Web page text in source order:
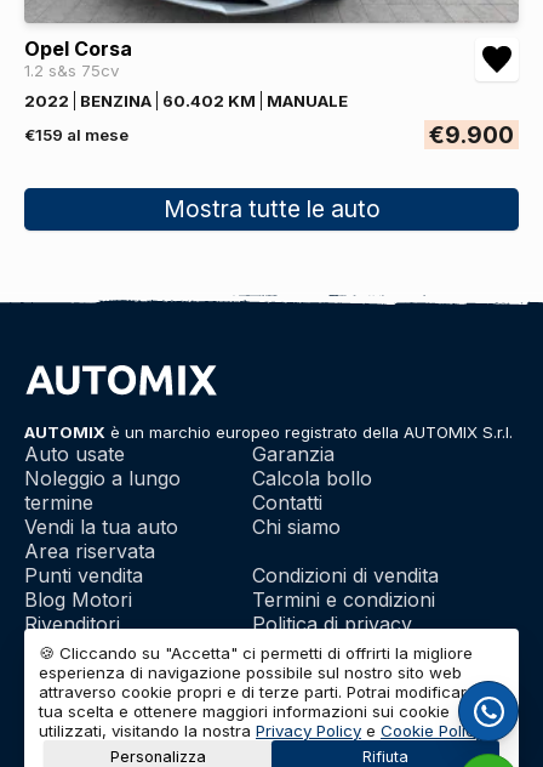
Opel Corsa
1.2 s&s 75cv
2022
BENZINA 60.402 KM
MANUALE
€159 al mese
€9.900
Mostra tutte le auto
AUTOMIX è un marchio europeo registrato della AUTOMIX S.r.l.
Auto usate
Noleggio a lungo
termine
Vendi la tua auto
Area riservata
Garanzia
Calcola bollo
Contatti
Chi siamo
Punti vendita
Blog Motori
Rivenditori
Franchising
Condizioni di vendita
Termini e condizioni
Politica di privacy
Utilizzo dei cookie
© 2026 | AUTOMIX S.r.l. | Partita IVA: IT01732290703 | Capitale
Sociale: Euro 10.000 i.v.
🍪 Cliccando su "Accetta" ci permetti di offrirti la migliore
esperienza di navigazione possibile sul nostro sito web
attraverso cookie propri e di terze parti. Potrai modificare la
tua scelta e ottenere maggiori informazioni sui cookie
utilizzati, visitando la nostra Privacy Policy e Cookie Policy.
Personalizza Rifiuta